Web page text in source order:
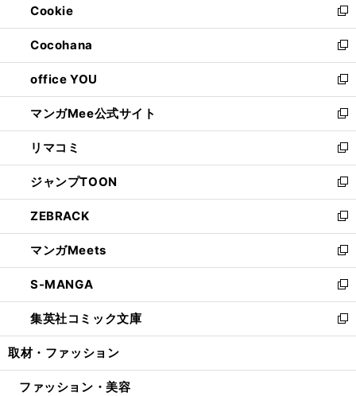
く
で
開
く
ド
ウ
で
開
く
ィ
ン
ド
ウ
で
開
く
Cookie
新
し
い
ウ
ィ
ン
ド
ウ
で
開
く
Cocohana
新
し
い
ウ
ィ
ン
ド
ウ
で
開
く
office YOU
新
し
い
ウ
ィ
ン
ド
ウ
で
開
く
マンガMee公式サイト
新
し
い
ウ
ィ
ン
ド
ウ
で
開
く
リマコミ
新
し
い
ウ
ィ
ン
ド
ウ
で
開
く
ジャンプTOON
新
し
い
ウ
ィ
ン
ド
ウ
で
開
ZEBRACK
新
し
い
ウ
ィ
ン
ド
ウ
開
マンガMeets
新
し
い
ウ
ィ
ン
ウ
S-MANGA
新
し
い
ウ
ン
集英社コミック文庫
新
し
ウ
取材・ファッション
ファッション・美容